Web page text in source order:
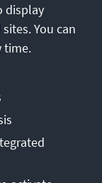
protection
display
You can
time.